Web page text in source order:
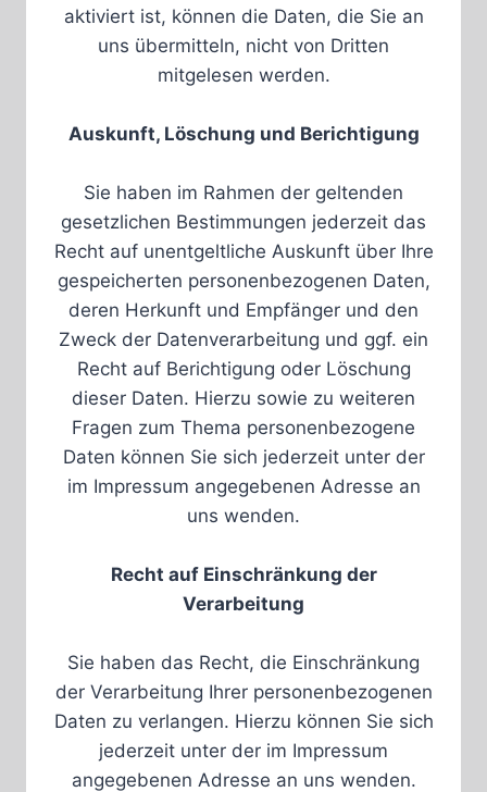
aktiviert ist, können die Daten, die Sie an
uns übermitteln, nicht von Dritten
mitgelesen werden.
Auskunft, Löschung und Berichtigung
Sie haben im Rahmen der geltenden
gesetzlichen Bestimmungen jederzeit das
Recht auf unentgeltliche Auskunft über Ihre
gespeicherten personenbezogenen Daten,
deren Herkunft und Empfänger und den
Zweck der Datenverarbeitung und ggf. ein
Recht auf Berichtigung oder Löschung
dieser Daten. Hierzu sowie zu weiteren
Fragen zum Thema personenbezogene
Daten können Sie sich jederzeit unter der
im Impressum angegebenen Adresse an
uns wenden.
Recht auf Einschränkung der
Verarbeitung
Sie haben das Recht, die Einschränkung
der Verarbeitung Ihrer personenbezogenen
Daten zu verlangen. Hierzu können Sie sich
jederzeit unter der im Impressum
angegebenen Adresse an uns wenden.